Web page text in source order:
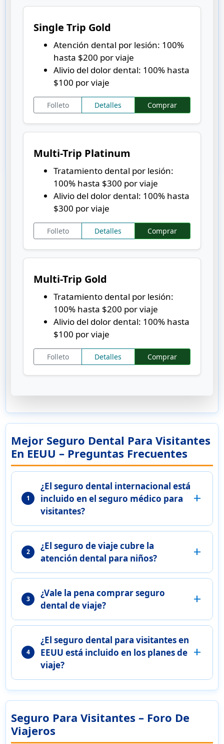
Single Trip Gold
Atención dental por lesión: 100%
hasta $200 por viaje
Alivio del dolor dental: 100% hasta
$100 por viaje
Folleto Detalles Comprar
Multi-Trip Platinum
Tratamiento dental por lesión:
100% hasta $300 por viaje
Alivio del dolor dental: 100% hasta
$300 por viaje
Folleto Detalles Comprar
Multi-Trip Gold
Tratamiento dental por lesión:
100% hasta $200 por viaje
Alivio del dolor dental: 100% hasta
$100 por viaje
Folleto Detalles Comprar
Mejor Seguro Dental Para Visitantes
En EEUU – Preguntas Frecuentes
1
¿El seguro dental internacional está
incluido en el seguro médico para
visitantes?
add
2
¿El seguro de viaje cubre la
atención dental para niños?
add
3
¿Vale la pena comprar seguro
dental de viaje?
add
4
¿El seguro dental para visitantes en
EEUU está incluido en los planes de
viaje?
add
Seguro Para Visitantes – Foro De
Viajeros